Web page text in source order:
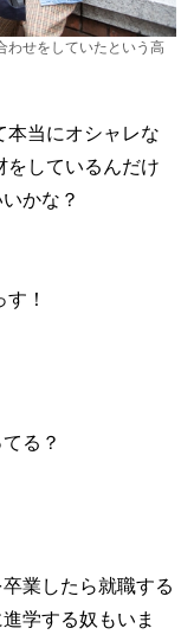
わせをしていたという高
本当にオシャレな
をしているんだけ
かな？
！
る？
業したら就職する
学する奴もいま